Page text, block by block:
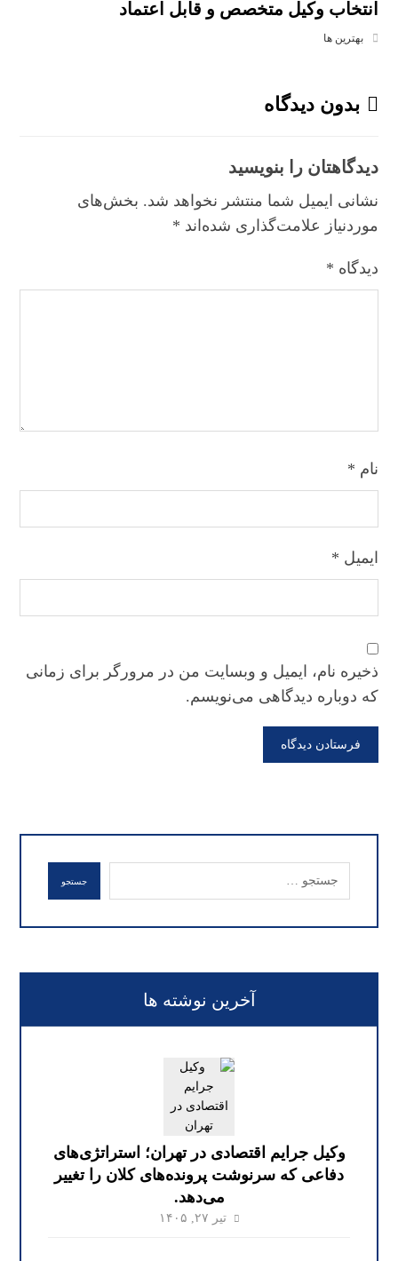
انتخاب وکیل متخصص و قابل اعتماد
بهترین ها
بدون دیدگاه
دیدگاهتان را بنویسید
نشانی ایمیل شما منتشر نخواهد شد. بخش‌های
موردنیاز علامت‌گذاری شده‌اند *
دیدگاه *
نام *
ایمیل *
ذخیره نام، ایمیل و وبسایت من در مرورگر برای زمانی
که دوباره دیدگاهی می‌نویسم.
فرستادن دیدگاه
جستجو
آخرین نوشته ها
وکیل جرایم اقتصادی در تهران؛ استراتژی‌های
دفاعی که سرنوشت پرونده‌های کلان را تغییر
می‌دهد.
تیر ۲۷, ۱۴۰۵